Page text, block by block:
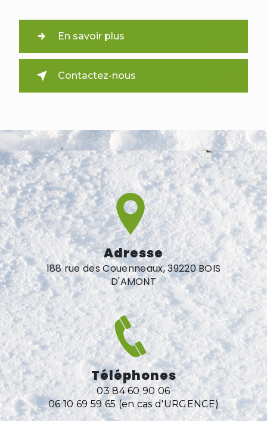
En savoir plus
Contactez-nous
Adresse
188 rue des Couenneaux, 39220 BOIS
D'AMONT
Téléphones
03 84 60 90 06
06 10 69 59 65 (en cas d'URGENCE)